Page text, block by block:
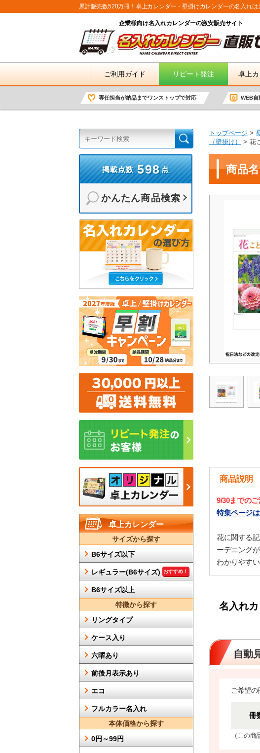
累計販売数520万冊！卓上カレンダー・壁掛けカレンダーの名入れは
企業様向け名入れカレンダーの激安販売サイト
ご利用ガイド リピート発注 卓上
専任担当が納品までワンストップで対応 WEB自
トップページ
（壁掛け）
花
商品
商品説明
9/30までの
特集ページ
花に関する
ーデニング
わかりやす
名入れ
自動
ご希望の
冊
（ この商
掲載点数 598点
かんたん商品検索
卓上カレンダー
サイズから探す
B6サイズ以下
レギュラー(B6サイズ) おすすめ！
B6サイズ以上
特徴から探す
リングタイプ
ケース入り
六曜あり
前後月表示あり
エコ
フルカラー名入れ
本体価格から探す
0円～99円